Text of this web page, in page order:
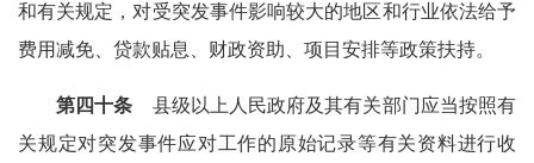
和有关规定，对受突发事件影响较大的地区和行业依法给予
费用减免、贷款贴息、财政资助、项目安排等政策扶持。
第四十条 县级以上人民政府及其有关部门应当按照有
关规定对突发事件应对工作的原始记录等有关资料进行收